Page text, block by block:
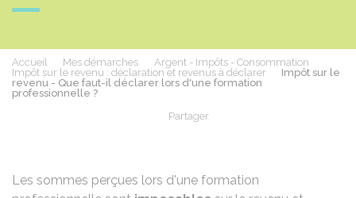
Accueil Mes démarches
Argent - Impôts - Consommation
Impôt sur le revenu : déclaration et revenus à déclarer
Impôt sur le
revenu - Que faut-il déclarer lors d'une formation
professionnelle ?
Partager
Les sommes perçues lors d'une formation